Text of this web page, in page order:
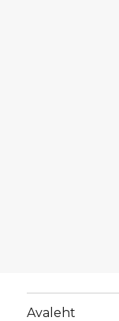
Avaleht